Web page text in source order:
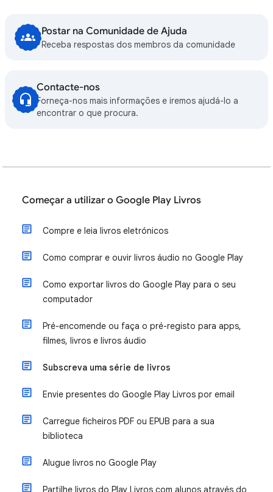
Postar na Comunidade de Ajuda
Receba respostas dos membros da comunidade
Contacte-nos
Forneça-nos mais informações e iremos ajudá-lo a
encontrar o que procura.
Começar a utilizar o Google Play Livros
Compre e leia livros eletrónicos
Como comprar e ouvir livros áudio no Google Play
Como exportar livros do Google Play para o seu
computador
Pré-encomende ou faça o pré-registo para apps,
filmes, livros e livros áudio
Subscreva uma série de livros
Envie presentes do Google Play Livros por email
Carregue ficheiros PDF ou EPUB para a sua
biblioteca
Alugue livros no Google Play
Partilhe livros do Play Livros com alunos através do